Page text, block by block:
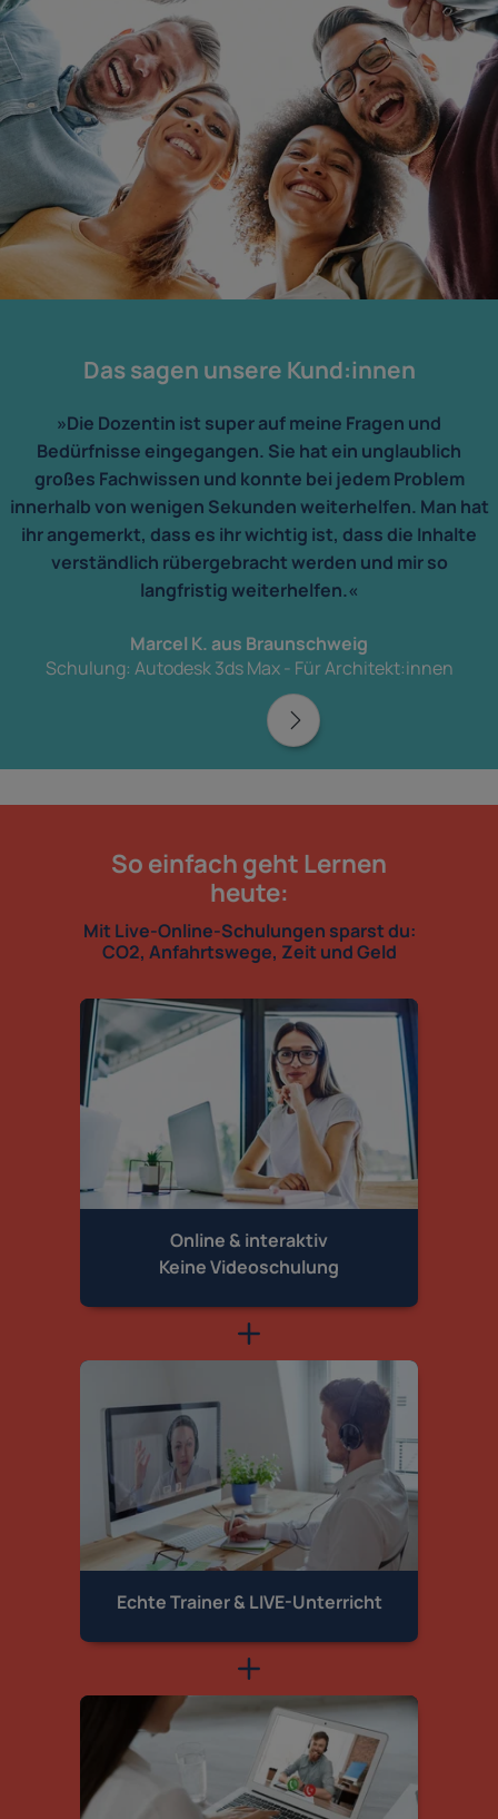
Das sagen unsere Kund:innen
»Die Dozentin ist super auf meine Fragen und
Bedürfnisse eingegangen. Sie hat ein unglaublich
großes Fachwissen und konnte bei jedem Problem
innerhalb von wenigen Sekunden weiterhelfen. Man hat
ihr angemerkt, dass es ihr wichtig ist, dass die Inhalte
verständlich rübergebracht werden und mir so
langfristig weiterhelfen.«
Marcel K. aus Braunschweig
Schulung: Autodesk 3ds Max - Für Architekt:innen
So einfach geht Lernen
heute:
Mit Live-Online-Schulungen sparst du:
CO2, Anfahrtswege, Zeit und Geld
Online & interaktiv
Keine Videoschulung
Echte Trainer & LIVE-Unterricht